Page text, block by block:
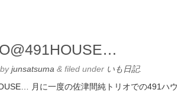
byjunsatsuma & filed under いも日記.
月に一度の佐津間純トリオでの491ハウ